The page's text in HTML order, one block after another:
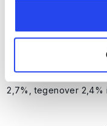
de ECB in.
waaronder Isabel
2,7%, tegenover 2,4%